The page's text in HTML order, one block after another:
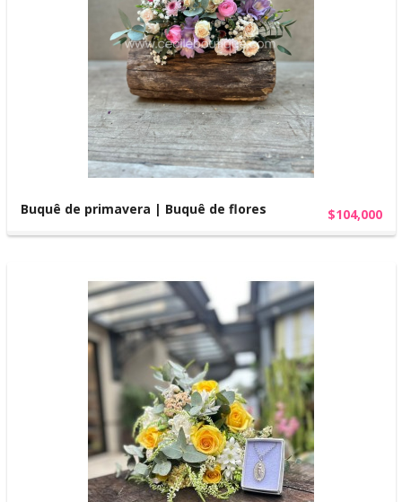
Buquê de primavera | Buquê de flores $104,000